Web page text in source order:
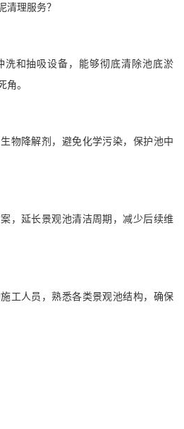
清理服务？
洗和抽吸设备，能够彻底清除池底淤
角。
物降解剂，避免化学污染，保护池中
，延长景观池清洁周期，减少后续维
工人员，熟悉各类景观池结构，确保